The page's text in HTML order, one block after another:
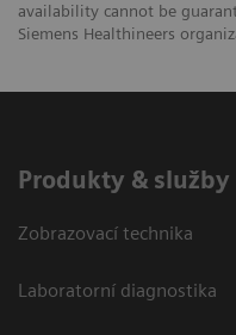
availability cannot be
Siemens Healthineers
Produkty & služby
Zobrazovací technika
Laboratorní diagnostika